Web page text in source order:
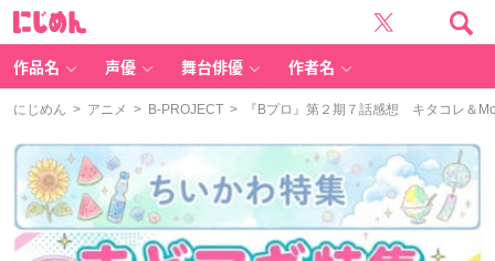
作品名 声優 舞台俳優 作者名
にじめん > アニメ > B-PROJECT > 『Bプロ』第２期７話感想 キタコレ＆